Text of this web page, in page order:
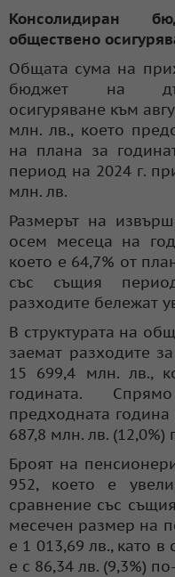
Консолидиран
обществено
Общата сума на
бюджет на
осигуряване към
млн. лв., което
на плана за
период на 2024 г.
млн. лв.
Размерът на
осем месеца на
което е 64,7% от
със същия
разходите бележат
В структурата на
заемат разходите
15 699,4 млн. лв.,
годината.
предходната
687,8 млн. лв. (12,0%)
Броят на
952, което е
сравнение със
месечен размер на
е 1 013,69 лв., като в
е с 86,34 лв. (9,3%)